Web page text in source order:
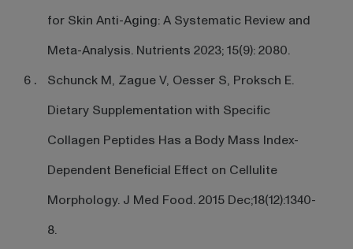
for Skin Anti-Aging: A Systematic Review and
Meta-Analysis. Nutrients 2023; 15(9): 2080.
Schunck M, Zague V, Oesser S, Proksch E.
Dietary Supplementation with Specific
Collagen Peptides Has a Body Mass Index-
Dependent Beneficial Effect on Cellulite
Morphology. J Med Food. 2015 Dec;18(12):1340-
8.